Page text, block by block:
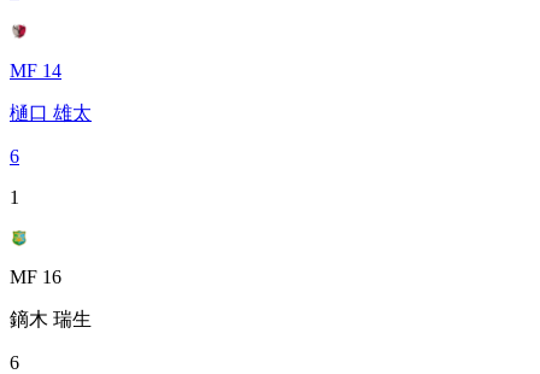
MF 14
樋口 雄太
6
1
MF 16
鏑木 瑞生
6